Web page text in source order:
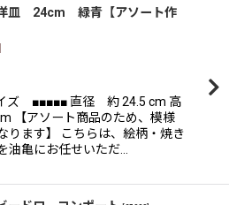
皿 24cm 緑青【アソート作
ズ ■■■■■ 直径 約 24.5 cm 高
【アソート商品のため、模様
ります】 こちらは、絵柄・焼き
油亀にお任せいただ…